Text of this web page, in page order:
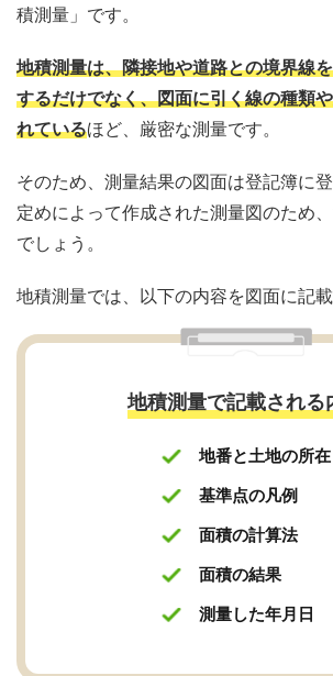
積測量」です。
地積測量は、隣接地や道路との境界線
するだけでなく、図面に引く線の種類
れているほど、厳密な測量です。
そのため、測量結果の図面は登記簿に
定めによって作成された測量図のため
でしょう。
地積測量では、以下の内容を図面に記載
地積測量で記載される
地番と土地の所在
基準点の凡例
面積の計算法
面積の結果
測量した年月日